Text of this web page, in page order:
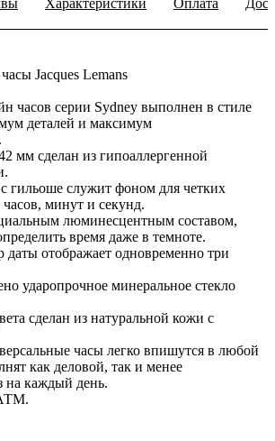
Характеристики Оплата
Jacques Lemans
часов серии Sydney выполнен в стиле
деталей и максимум
мм сделан из гипоаллергенной
гильоше служит фоном для четких
минут и секунд.
люминесцентным составом,
время даже в темноте.
отображает одновременно три
ударопрочное минеральное стекло
сделан из натуральной кожи с
часы легко впишутся в любой
как деловой, так и менее
на каждый день.